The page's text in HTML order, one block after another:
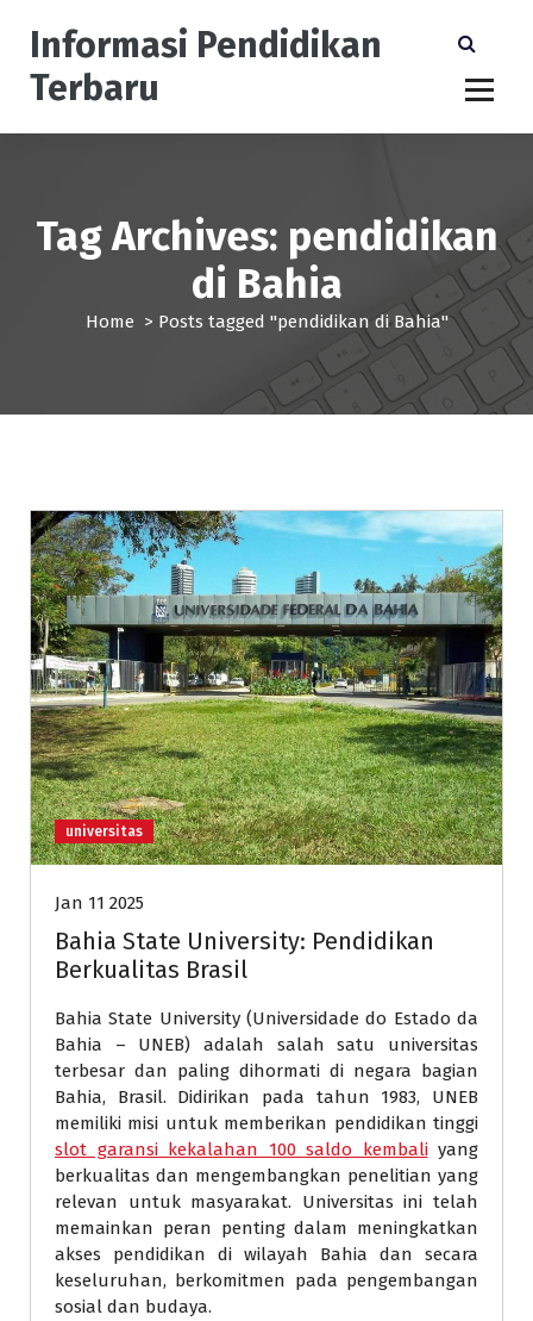
Informasi Pendidikan
Terbaru
Tag Archives: pendidikan
di Bahia
Home > Posts tagged "pendidikan di Bahia"
universitas
Jan 11 2025
Bahia State University: Pendidikan
Berkualitas Brasil
Bahia State University (Universidade do Estado da
Bahia – UNEB) adalah salah satu universitas
terbesar dan paling dihormati di negara bagian
Bahia, Brasil. Didirikan pada tahun 1983, UNEB
memiliki misi untuk memberikan pendidikan tinggi
slot garansi kekalahan 100 saldo kembaliyang
berkualitas dan mengembangkan penelitian yang
relevan untuk masyarakat. Universitas ini telah
memainkan peran penting dalam meningkatkan
akses pendidikan di wilayah Bahia dan secara
keseluruhan, berkomitmen pada pengembangan
sosial dan budaya.